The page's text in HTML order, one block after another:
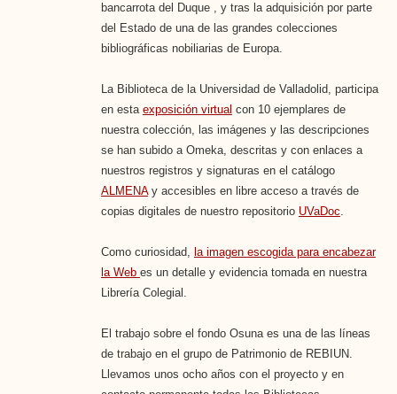
bancarrota del Duque , y tras la adquisición por parte
del Estado de una de las grandes colecciones
bibliográficas nobiliarias de Europa.
La Biblioteca de la Universidad de Valladolid, participa
en esta exposición virtual con 10 ejemplares de
nuestra colección, las imágenes y las descripciones
se han subido a Omeka, descritas y con enlaces a
nuestros registros y signaturas en el catálogo
ALMENAy accesibles en libre acceso a través de
copias digitales de nuestro repositorio UVaDoc.
Como curiosidad, la imagen escogida para encabezar
la Web es un detalle y evidencia tomada en nuestra
Librería Colegial.
El trabajo sobre el fondo Osuna es una de las líneas
de trabajo en el grupo de Patrimonio de REBIUN.
Llevamos unos ocho años con el proyecto y en